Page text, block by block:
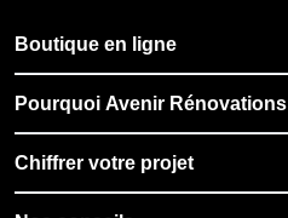
Boutique en ligne
Pourquoi Avenir Rénovations
Chiffrer votre projet